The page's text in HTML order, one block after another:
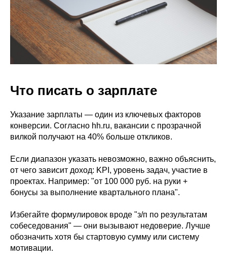
Что писать о зарплате
Указание зарплаты — один из ключевых факторов
конверсии. Согласно hh.ru, вакансии с прозрачной
вилкой получают на 40% больше откликов.
Если диапазон указать невозможно, важно объяснить,
от чего зависит доход: KPI, уровень задач, участие в
проектах. Например: "от 100 000 руб. на руки +
бонусы за выполнение квартального плана".
Избегайте формулировок вроде "з/п по результатам
собеседования" — они вызывают недоверие. Лучше
обозначить хотя бы стартовую сумму или систему
мотивации.